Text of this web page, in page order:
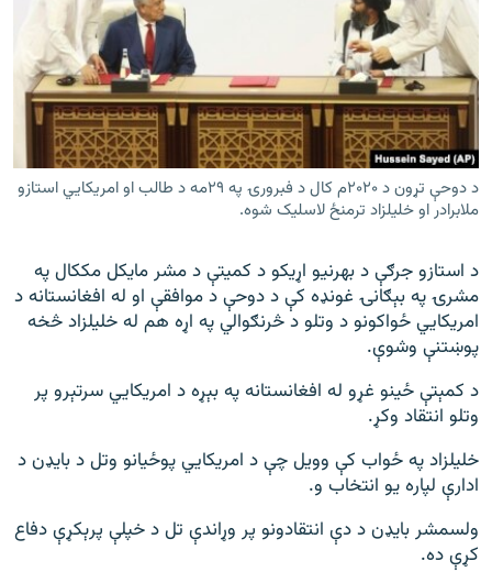
د دوحې تړون د ۲۰۲۰م کال د فبرورۍ په ۲۹مه د طالب او امریکايي استازو
ملابرادر او خلیلزاد ترمنځ لاسلیک شوه.
د استازو جرګې د بهرنیو اړیکو د کمیتې د مشر مایکل مککال په
مشرۍ په بېګانۍ غونډه کې د دوحې د موافقې او له افغانستانه د
امریکايي ځواکونو د وتلو د څرنګوالي په اړه هم له خلیلزاد څخه
پوښتنې وشوې.
د کمېتې ځینو غړو له افغانستانه په بېړه د امریکايي سرتېرو پر
وتلو انتقاد وکړ.
خلیلزاد په ځواب کې وویل چې د امریکايي پوځیانو وتل د بایډن د
ادارې لپاره یو انتخاب و.
ولسمشر بایډن د دې انتقادونو پر وړاندې تل د خپلې پرېکړې دفاع
کړې ده.